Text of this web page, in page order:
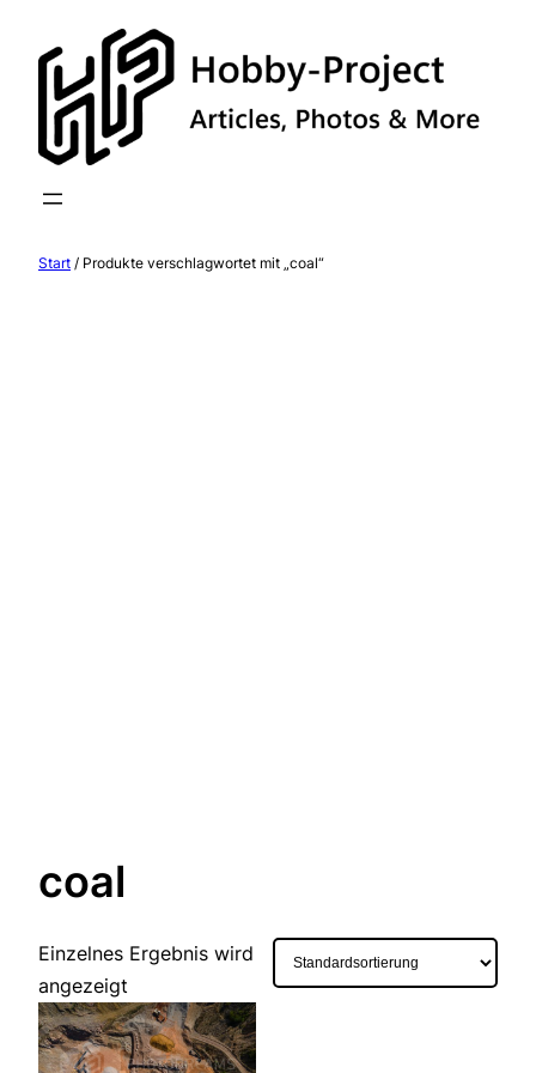
Inhalt
springen
Start / Produkte verschlagwortet mit „coal“
coal
Einzelnes Ergebnis wird
angezeigt